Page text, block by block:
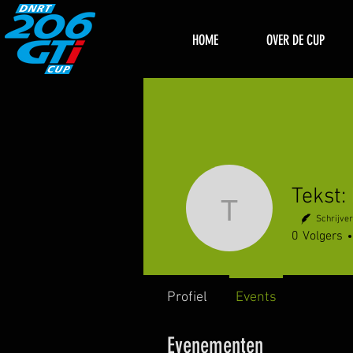
HOME OVER DE CUP
Evenementen
Tekst: Schrijver
0 Volgers
Profiel Events